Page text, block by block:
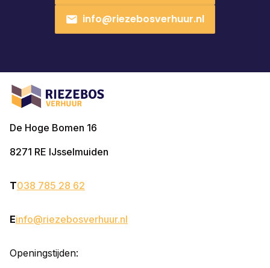
info@riezebosverhuur.nl
De Hoge Bomen 16
8271 RE IJsselmuiden
T038 785 28 62
Einfo@riezebosverhuur.nl
Openingstijden: